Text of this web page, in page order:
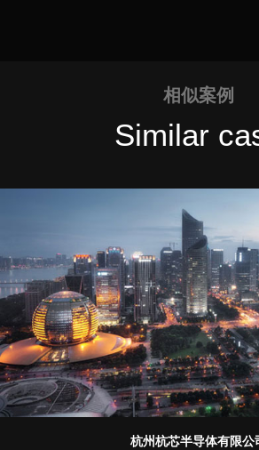
相似案例
Similar
杭州杭芯半导体有限公